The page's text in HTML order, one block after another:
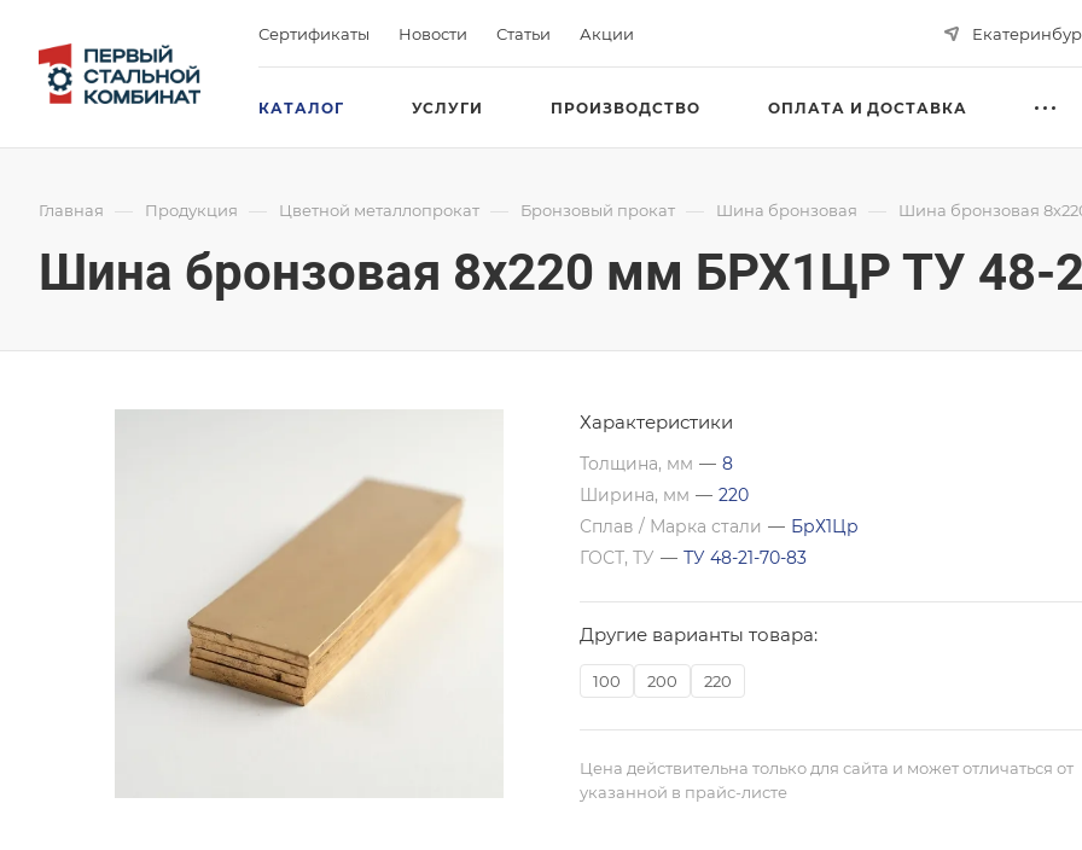
Сертификаты Новости Статьи Акции
КАТАЛОГ УСЛУГИ ПРОИЗВОДСТВО ОПЛАТА И ДОСТАВКА
Главная — Продукция — Цветной металлопрокат — Бронзовый прокат — Шина бронзовая — Шина бронзовая
Шина бронзовая 8х220 мм БРХ1ЦР ТУ 48-
Характеристики
Толщина, мм — 8
Ширина, мм — 220
Сплав / Марка стали — БрХ1Цр
ГОСТ, ТУ — ТУ 48-21-70-83
Другие варианты товара:
100 200 220
Цена действительна только для сайта и может отличаться от
указанной в прайс-листе